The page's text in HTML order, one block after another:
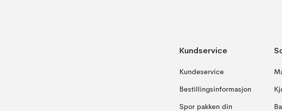
Kundservice
Kundeservice
Bestillingsinformasjon
Spor pakken din